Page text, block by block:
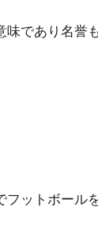
であり名誉も
ットボール